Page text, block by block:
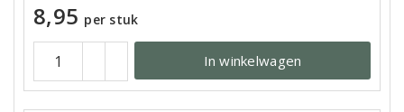
8,95 per stuk
In winkelwagen